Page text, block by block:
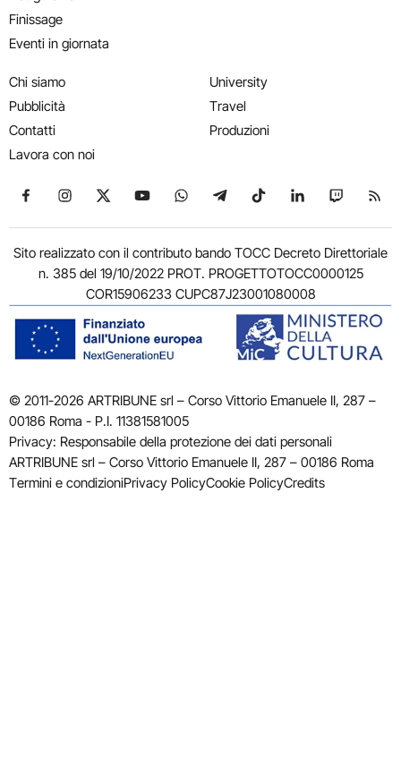
Finissage
Eventi in giornata
Chi siamo
Pubblicità
Contatti
Lavora con noi
University
Travel
Produzioni
Seguici su Facebook
Seguici su Instagram
Seguici su X
Seguici su YouTube
Seguici su WhatsApp
Seguici su Telegram
Seguici su TikTok
Seguici su
Seguici
Sito realizzato con il contributo bando TOCC Decreto Direttoriale
n. 385 del 19/10/2022 PROT. PROGETTOTOCC0000125
COR15906233 CUPC87J23001080008
© 2011-2026 ARTRIBUNE srl – Corso Vittorio Emanuele II, 287 –
00186 Roma - P.I. 11381581005
Privacy: Responsabile della protezione dei dati personali
ARTRIBUNE srl – Corso Vittorio Emanuele II, 287 – 00186 Roma
Termini e condizioniPrivacy PolicyCookie PolicyCredits